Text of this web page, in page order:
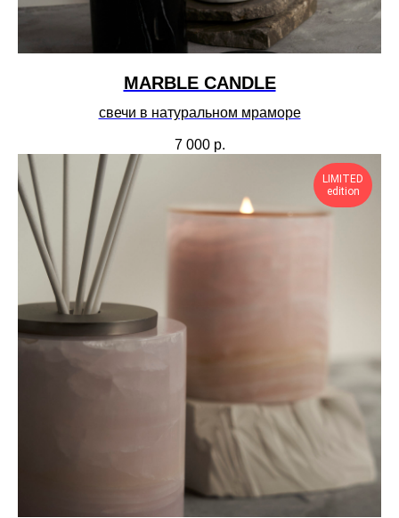
MARBLE CANDLE
свечи в натуральном мраморе
7 000 р.
LIMITED
edition